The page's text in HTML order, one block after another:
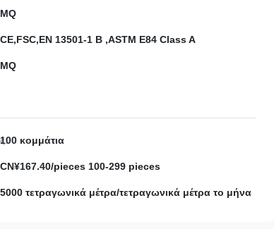
MQ
CE,FSC,EN 13501-1 B ,ASTM E84 Class A
MQ
100 κομμάτια
CN¥167.40/pieces 100-299 pieces
5000 τετραγωνικά μέτρα/τετραγωνικά μέτρα το μήνα